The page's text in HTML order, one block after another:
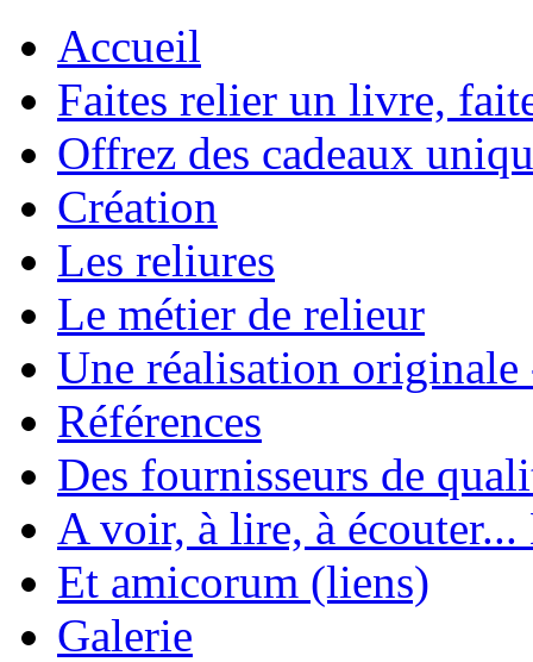
Accueil
Faites relier un livre,
Offrez des cadeaux
Création
Les reliures
Le métier de relieur
Une réalisation
Références
Des fournisseurs de
A voir, à lire, à écouter...
Et amicorum (liens)
Galerie